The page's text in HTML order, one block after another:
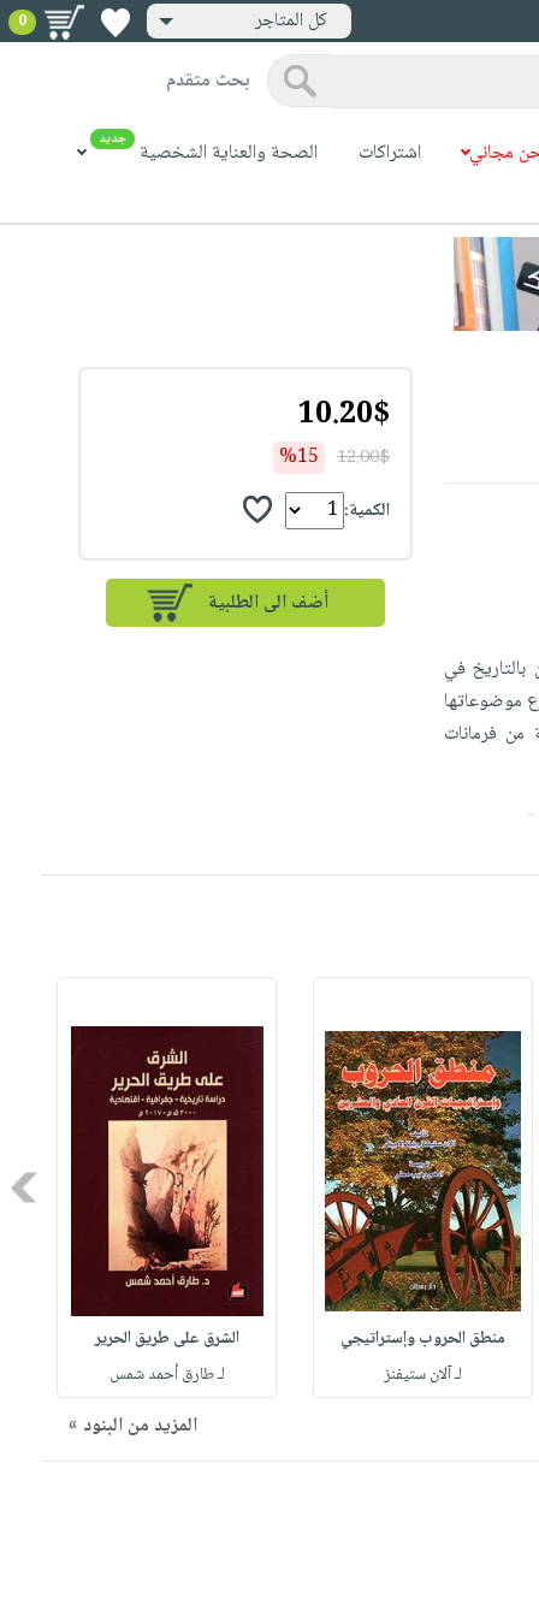
كل المتاجر 0
بحث متقدم
مجاني اشتراكات الصحة والعناية الشخصية جديد
في
موضوعاتها
من فرمانات
10.20$
12.00$
%15
الكمية:
أضف الى الطلبية
منطق الحروب وإستراتيجي
لـ آلان ستيفنز
الشرق على طريق الحرير
لـ طارق أحمد شمس
المزيد من البنود »